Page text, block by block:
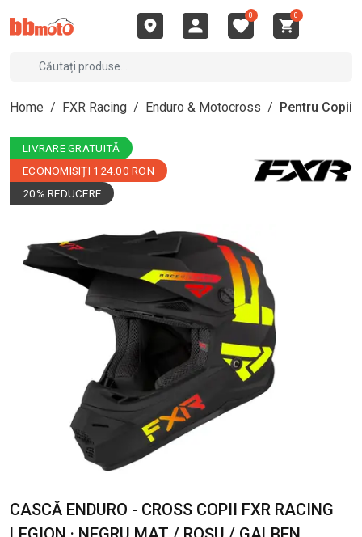
0 0
Home / FXR Racing / Enduro & Motocross / Pentru Copii
LIVRARE GRATUITĂ
ECONOMISIȚI 124.00 RON
20% REDUCERE
CASCĂ ENDURO - CROSS COPII FXR RACING